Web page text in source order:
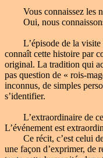
Vous connaissez les
Oui, nous connaissons
L’épisode de la visite
connaît cette histoire par
original. La tradition qui
pas question de « rois-
inconnus, de simples
s’identifier.
L’extraordinaire de ce
L’événement est
Ce récit, c’est celui de
une façon d’exprimer, de